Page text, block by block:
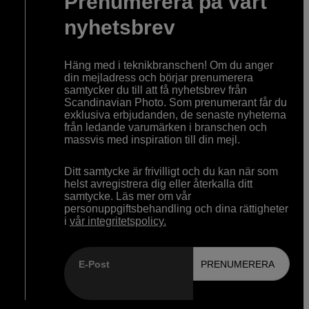
nyhetsbrev
Häng med i teknikbranschen! Om du anger
din mejladress och börjar prenumerera
samtycker du till att få nyhetsbrev från
Scandinavian Photo. Som prenumerant får du
exklusiva erbjudanden, de senaste nyheterna
från ledande varumärken i branschen och
massvis med inspiration till din mejl.
Ditt samtycke är frivilligt och du kan när som
helst avregistrera dig eller återkalla ditt
samtycke. Läs mer om vår
personuppgiftsbehandling och dina rättigheter
i vår integritetspolicy.
E-Post PRENUMERERA